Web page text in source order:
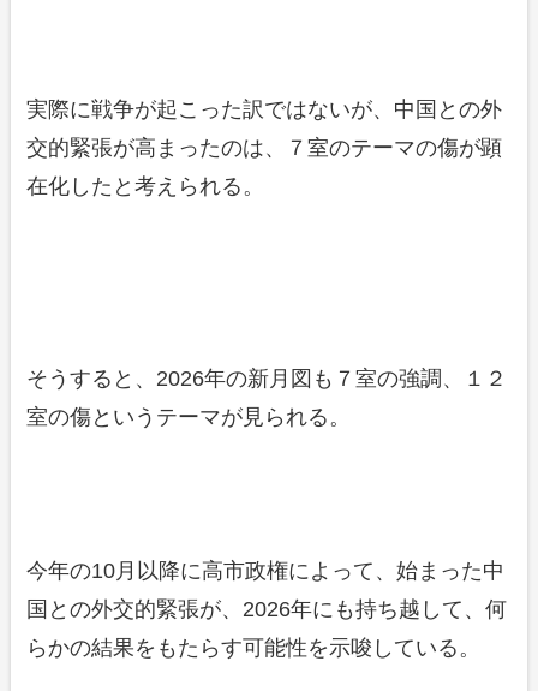
実際に戦争が起こった訳ではないが、中国との外
交的緊張が高まったのは、７室のテーマの傷が顕
在化したと考えられる。
そうすると、2026年の新月図も７室の強調、１２
室の傷というテーマが見られる。
今年の10月以降に高市政権によって、始まった中
国との外交的緊張が、2026年にも持ち越して、何
らかの結果をもたらす可能性を示唆している。